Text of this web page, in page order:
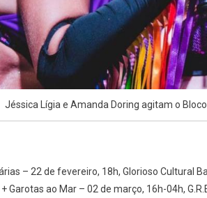
Jéssica Lígia e Amanda Doring agitam o
– 22 de fevereiro, 18h, Glorioso Cultural
Garotas ao Mar – 02 de março, 16h-04h,